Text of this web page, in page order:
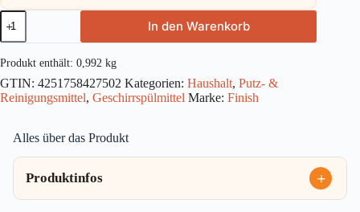
Finish
Power
Maxi
62
Tabs
992g
Menge
In den Warenkorb
Produkt enthält: 0,992 kg
GTIN: 4251758427502 Kategorien: Haushalt, Putz- &
Reinigungsmittel, Geschirrspülmittel Marke: Finish
Alles über das Produkt
Produktinfos